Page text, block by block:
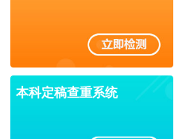
本科定稿查重系统